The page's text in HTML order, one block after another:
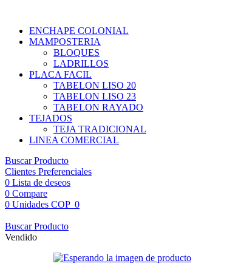
ENCHAPE COLONIAL
MAMPOSTERIA
BLOQUES
LADRILLOS
PLACA FACIL
TABELON LISO 20
TABELON LISO 23
TABELON RAYADO
TEJADOS
TEJA TRADICIONAL
LINEA COMERCIAL
Buscar Producto
Clientes Preferenciales
0 Lista de deseos
0 Compare
0 Unidades COP 0
Buscar Producto
Vendido